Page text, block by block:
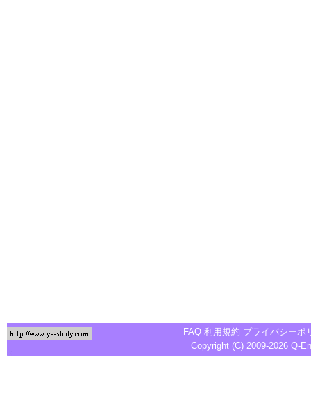
FAQ 利用規約 プライバシーポ
Copyright (C) 2009-2026 Q-